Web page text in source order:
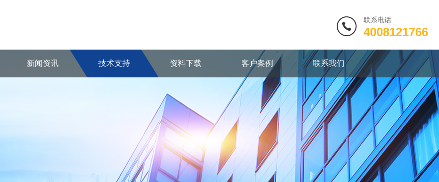
联系电话
4008121766
新闻资讯 技术支持 资料下载 客户案例 联系我们